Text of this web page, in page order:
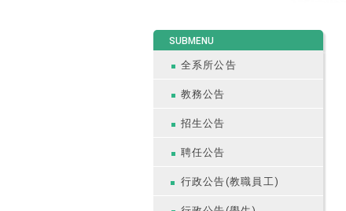
SUBMENU
全系所公告
教務公告
招生公告
聘任公告
行政公告(教職員工)